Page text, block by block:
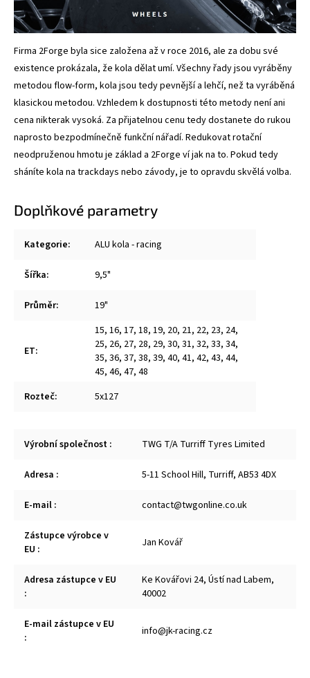
Firma 2Forge byla sice založena až v roce 2016, ale za dobu své
existence prokázala, že kola dělat umí. Všechny řady jsou vyráběny
metodou flow-form, kola jsou tedy pevnější a lehčí, než ta vyráběná
klasickou metodou. Vzhledem k dostupnosti této metody není ani
cena nikterak vysoká. Za přijatelnou cenu tedy dostanete do rukou
naprosto bezpodmínečně funkční nářadí. Redukovat rotační
neodpruženou hmotu je základ a 2Forge ví jak na to. Pokud tedy
sháníte kola na trackdays nebo závody, je to opravdu skvělá volba.
Doplňkové parametry
Kategorie: ALU kola - racing
Šířka: 9,5"
Průměr: 19"
ET:
15, 16, 17, 18, 19, 20, 21, 22, 23, 24,
25, 26, 27, 28, 29, 30, 31, 32, 33, 34,
35, 36, 37, 38, 39, 40, 41, 42, 43, 44,
45, 46, 47, 48
Rozteč: 5x127
Výrobní společnost : TWG T/A Turriff Tyres Limited
Adresa : 5-11 School Hill, Turriff, AB53 4DX
E-mail : contact@twgonline.co.uk
Zástupce výrobce v
EU : Jan Kovář
Adresa zástupce v EU
:
Ke Kovářovi 24, Ústí nad Labem,
40002
E-mail zástupce v EU
:
info@jk-racing.cz